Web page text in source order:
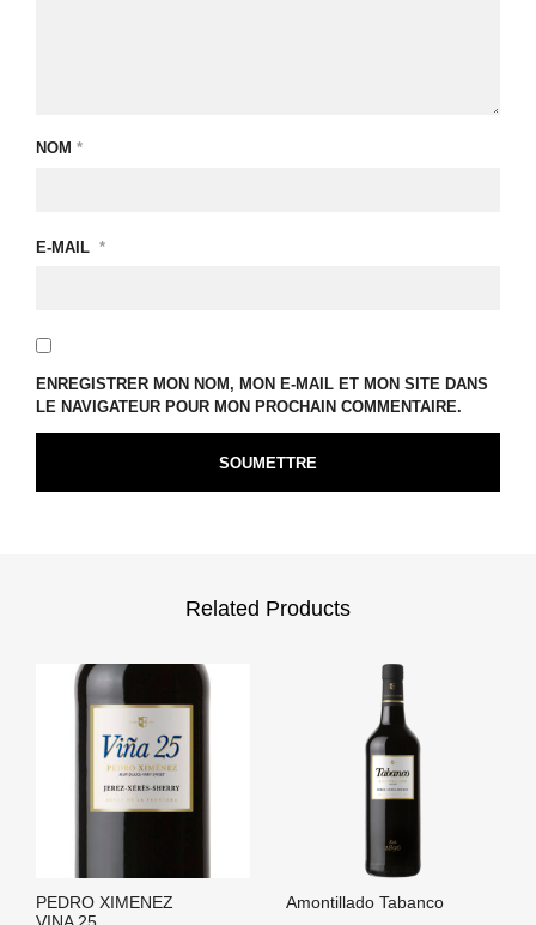
NOM *
E-MAIL *
ENREGISTRER MON NOM, MON E-MAIL ET MON SITE DANS
LE NAVIGATEUR POUR MON PROCHAIN COMMENTAIRE.
Related Products
PEDRO XIMENEZ
Amontillado Tabanco